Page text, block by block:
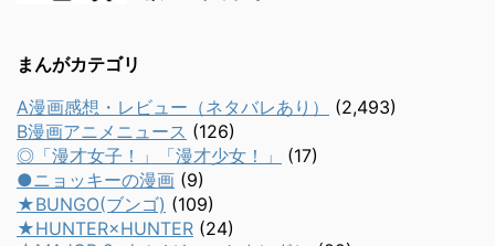
まんがカテゴリ
A漫画感想・レビュー（ネタバレあり）
(2,493)
B漫画アニメニュース (126)
◎「漫才女子！」「漫才少女！」
(17)
●ニョッキーの漫画 (9)
★BUNGO(ブンゴ) (109)
★HUNTER×HUNTER (24)